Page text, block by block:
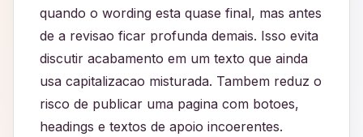
quando o wording esta quase final, mas antes
de a revisao ficar profunda demais. Isso evita
discutir acabamento em um texto que ainda
usa capitalizacao misturada. Tambem reduz o
risco de publicar uma pagina com botoes,
headings e textos de apoio incoerentes.